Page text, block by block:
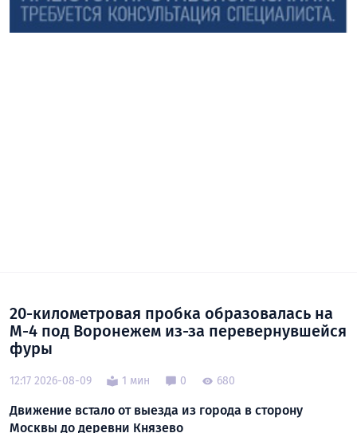
20-километровая пробка образовалась на
М-4 под Воронежем из-за перевернувшейся
фуры
12:17 2026-08-09 1 мин 0 680
Движение встало от выезда из города в сторону
Москвы до деревни Князево